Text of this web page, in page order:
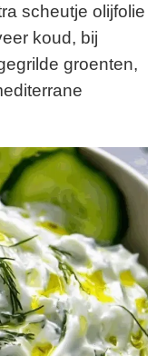
scheutje olijfolie
koud, bij
groenten,